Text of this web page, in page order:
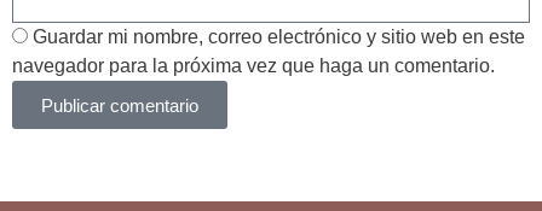
Guardar mi nombre, correo electrónico y sitio web en este
navegador para la próxima vez que haga un comentario.
Publicar comentario